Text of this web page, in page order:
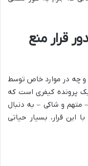
قرار منع
و چه در موارد خاص توسط
پرونده کیفری است که
متهم و شاکی – به دنبال
این قرار، بسیار حیاتی